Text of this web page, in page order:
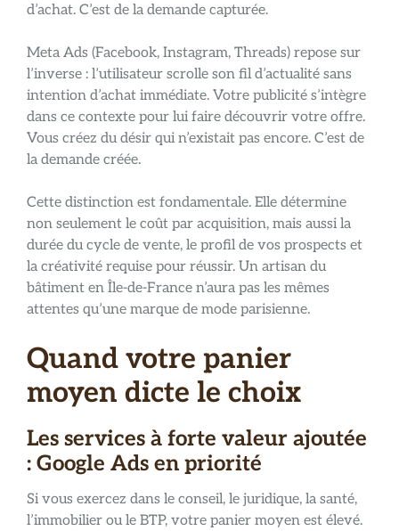
d’achat. C’est de la demande capturée.
Meta Ads (Facebook, Instagram, Threads) repose sur
l’inverse : l’utilisateur scrolle son fil d’actualité sans
intention d’achat immédiate. Votre publicité s’intègre
dans ce contexte pour lui faire découvrir votre offre.
Vous créez du désir qui n’existait pas encore. C’est de
la demande créée.
Cette distinction est fondamentale. Elle détermine
non seulement le coût par acquisition, mais aussi la
durée du cycle de vente, le profil de vos prospects et
la créativité requise pour réussir. Un artisan du
bâtiment en Île-de-France n’aura pas les mêmes
attentes qu’une marque de mode parisienne.
Quand votre panier
moyen dicte le choix
Les services à forte valeur ajoutée
: Google Ads en priorité
Si vous exercez dans le conseil, le juridique, la santé,
l’immobilier ou le BTP, votre panier moyen est élevé.